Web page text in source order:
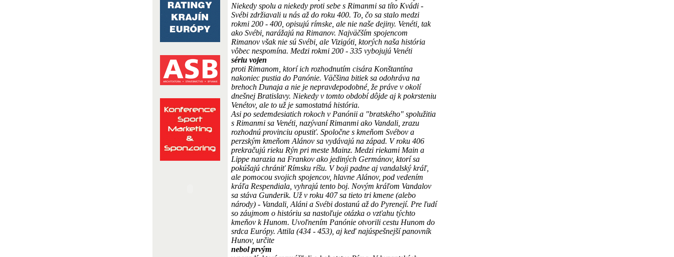
Niekedy spolu a niekedy proti sebe s Rimanmi sa títo Kvádi -
Svébi zdržiavali u nás až do roku 400. To, čo sa stalo medzi
rokmi 200 - 400, opisujú rímske, ale nie naše dejiny. Venéti, tak
ako Svébi, narážajú na Rimanov. Najväčším spojencom
Rimanov však nie sú Svébi, ale Vizigóti, ktorých naša história
vôbec nespomína. Medzi rokmi 200 - 335 vybojujú Venéti
sériu vojen
proti Rimanom, ktorí ich rozhodnutím cisára Konštantína
nakoniec pustia do Panónie. Väčšina bitiek sa odohráva na
brehoch Dunaja a nie je nepravdepodobné, že práve v okolí
dnešnej Bratislavy. Niekedy v tomto období dôjde aj k pokrsteniu
Venétov, ale to už je samostatná história.
Asi po sedemdesiatich rokoch v Panónii a "bratského" spolužitia
s Rimanmi sa Venéti, nazývaní Rimanmi ako Vandali, zrazu
rozhodnú provinciu opustiť. Spoločne s kmeňom Svébov a
perzským kmeňom Alánov sa vydávajú na západ. V roku 406
prekračujú rieku Rýn pri meste Mainz. Medzi riekami Main a
Lippe narazia na Frankov ako jediných Germánov, ktorí sa
pokúšajú chrániť Rímsku ríšu. V boji padne aj vandalský kráľ,
ale pomocou svojich spojencov, hlavne Alánov, pod vedením
kráľa Respendiala, vyhrajú tento boj. Novým kráľom Vandalov
sa stáva Gunderik. Už v roku 407 sa tieto tri kmene (alebo
národy) - Vandali, Aláni a Svébi dostanú až do Pyrenejí. Pre ľudí
so záujmom o históriu sa nastoľuje otázka o vzťahu týchto
kmeňov k Hunom. Uvoľnením Panónie otvorili cestu Hunom do
srdca Európy. Attila (434 - 453), aj keď najúspešnejší panovník
Hunov, určite
nebol prvým